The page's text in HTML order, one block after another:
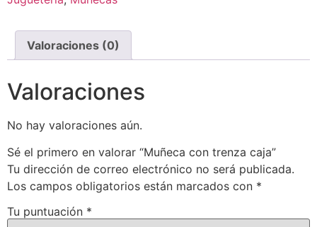
Valoraciones (0)
Valoraciones
No hay valoraciones aún.
Sé el primero en valorar “Muñeca con trenza caja”
Tu dirección de correo electrónico no será publicada.
Los campos obligatorios están marcados con *
Tu puntuación *